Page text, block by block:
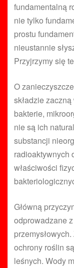
fundamentalną
nie tylko
prostu
nieustannie
Przyjrzymy się
O
składzie
bakterie,
nie są ich
substancji
radioaktywnych
właściwości
Główną
odprowadzane
ochrony roślin
leśnych. Wody